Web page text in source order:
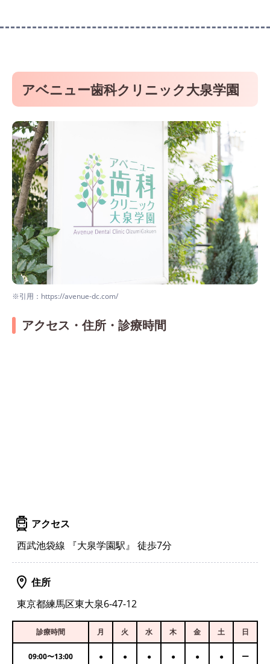
アベニュー歯科クリニック大泉学園
※引用：https://avenue-dc.com/
アクセス・住所・診療時間
アクセス
西武池袋線 『大泉学園駅』 徒歩7分
住所
東京都練馬区東大泉6-47-12
診療時間 月 火 水 木 金 土 日
09:00〜13:00 ● ● ● ● ● ● ー